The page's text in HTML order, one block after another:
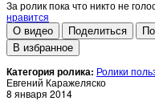
За ролик пока что никто не
нравится
О видео Поделиться
В избранное
Категория ролика: Ролики
Евгений Каражеляско
8 января 2014